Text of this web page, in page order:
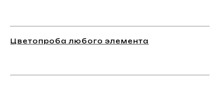
Цветопроба любого элемента